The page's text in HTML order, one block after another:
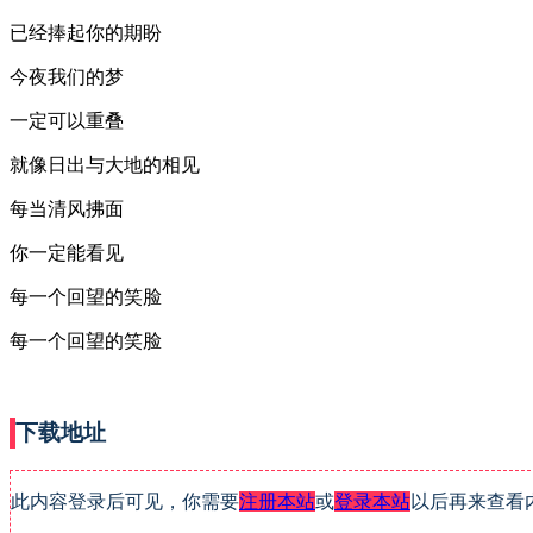
已经捧起你的期盼
今夜我们的梦
一定可以重叠
就像日出与大地的相见
每当清风拂面
你一定能看见
每一个回望的笑脸
每一个回望的笑脸
下载地址
此内容登录后可见，你需要注册本站或登录本站以后再来查看